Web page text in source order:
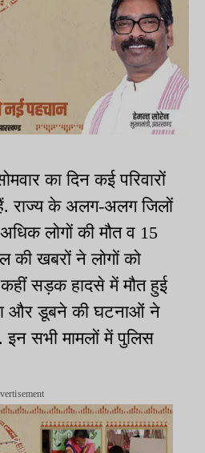
का दिन कई परिवारों
राज्य के अलग-अलग जिलों
लोगों की मौत व 15
की खबरों ने लोगों को
सड़क हादसे में मौत हुई
और डूबने की घटनाओं ने
इन सभी मामलों में पुलिस